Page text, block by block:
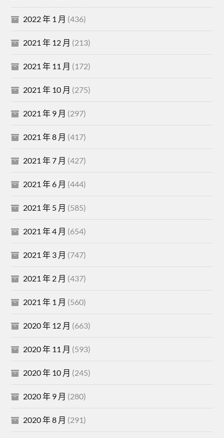
2022 年 1 月 (436)
2021 年 12 月 (213)
2021 年 11 月 (172)
2021 年 10 月 (275)
2021 年 9 月 (297)
2021 年 8 月 (417)
2021 年 7 月 (427)
2021 年 6 月 (444)
2021 年 5 月 (585)
2021 年 4 月 (654)
2021 年 3 月 (747)
2021 年 2 月 (437)
2021 年 1 月 (560)
2020 年 12 月 (663)
2020 年 11 月 (593)
2020 年 10 月 (245)
2020 年 9 月 (280)
2020 年 8 月 (291)